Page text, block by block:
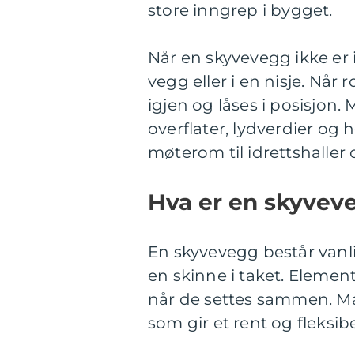
store inngrep i bygget.
Når en skyvevegg ikke
vegg eller i en nisje. Når
igjen og låses i posisjon.
overflater, lydverdier og
møterom til idrettshaller
Hva er en
En skyvevegg består
en skinne i taket.
når de settes sammen.
som gir et rent og